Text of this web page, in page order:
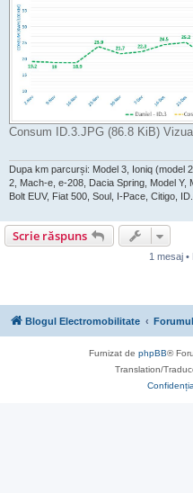
Consum ID.3.JPG (86.8 KiB)
Dupa km parcurși: Model 3, Ioniq (model
2, Mach-e, e-208, Dacia Spring, Model Y,
Bolt EUV, Fiat 500, Soul, I-Pace, Citigo,
Scrie răspuns
1 mesaj •
Blogul Electromobilitate
Furnizat de phpBB®
Translation/